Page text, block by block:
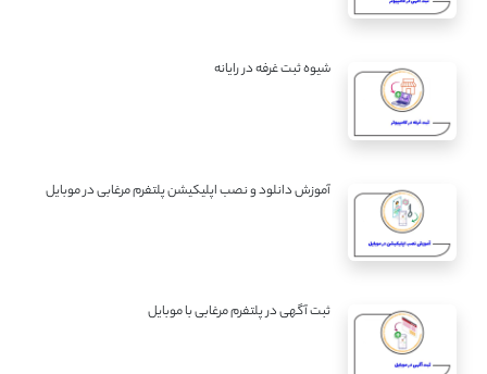
شیوه ثبت غرفه در رایانه
آموزش دانلود و نصب اپلیکیشن پلتفرم مرغابی در موبایل
ثبت آگهی در پلتفرم مرغابی با موبایل